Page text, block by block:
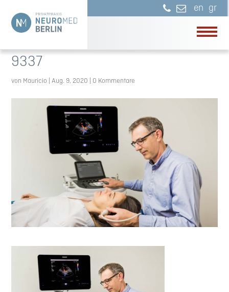
en gr
9337
von Mauricio |Aug. 9, 2020 0 Kommentare